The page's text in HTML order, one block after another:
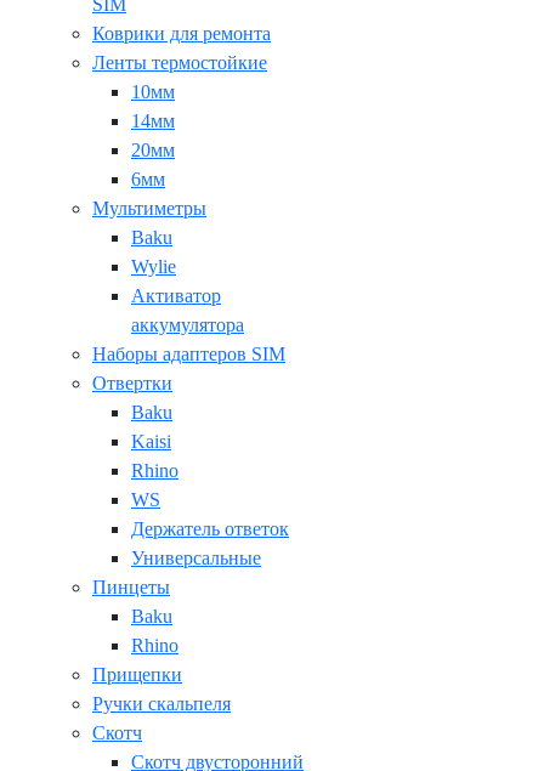
SIM
Коврики для ремонта
Ленты термостойкие
10мм
14мм
20мм
6мм
Мультиметры
Baku
Wylie
Активатор
аккумулятора
Наборы адаптеров SIM
Отвертки
Baku
Kaisi
Rhino
WS
Держатель ответок
Универсальные
Пинцеты
Baku
Rhino
Прищепки
Ручки скальпеля
Скотч
Скотч двусторонний